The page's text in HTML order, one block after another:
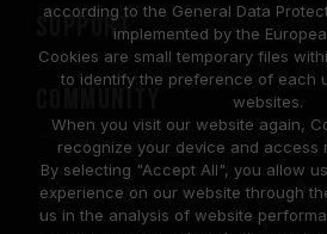
SUPPORT
COMMUNITY
according to the General Data
implemented by the
Cookies are small temporary files
to identify the preference of each
websites.
When you visit our website again,
recognize your device and access
By selecting "Accept All", you allow
experience on our website through
us in the analysis of website